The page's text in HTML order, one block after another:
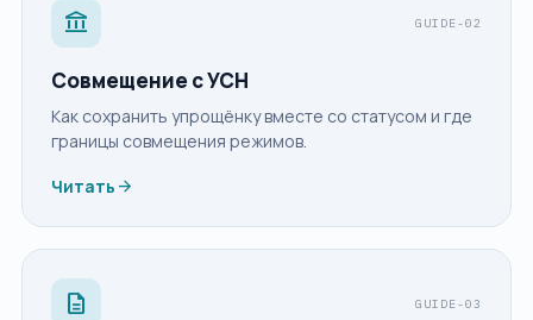
account_balance GUIDE-02
Совмещение с УСН
Как сохранить упрощёнку вместе со статусом и где
границы совмещения режимов.
Читать arrow_forward
description GUIDE-03